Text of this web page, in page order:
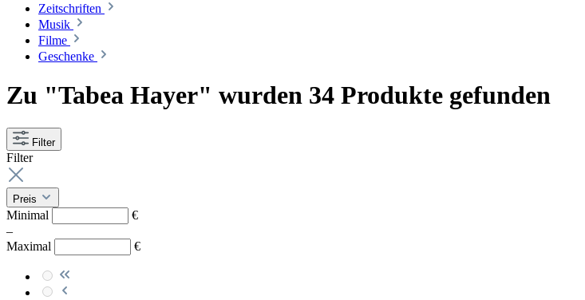
Zeitschriften
Musik
Filme
Geschenke
Zu "Tabea Hayer" wurden 34 Produkte gefunden
Filter
Filter
Preis
Minimal
€
–
Maximal
€